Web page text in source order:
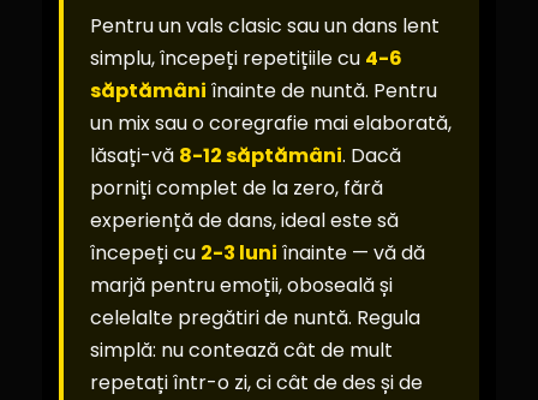
Pentru un vals clasic sau un dans lent
simplu, începeți repetițiile cu 4-6
săptămâni înainte de nuntă. Pentru
un mix sau o coregrafie mai elaborată,
lăsați-vă 8-12 săptămâni. Dacă
porniți complet de la zero, fără
experiență de dans, ideal este să
începeți cu 2-3 luni înainte — vă dă
marjă pentru emoții, oboseală și
celelalte pregătiri de nuntă. Regula
simplă: nu contează cât de mult
repetați într-o zi, ci cât de des și de